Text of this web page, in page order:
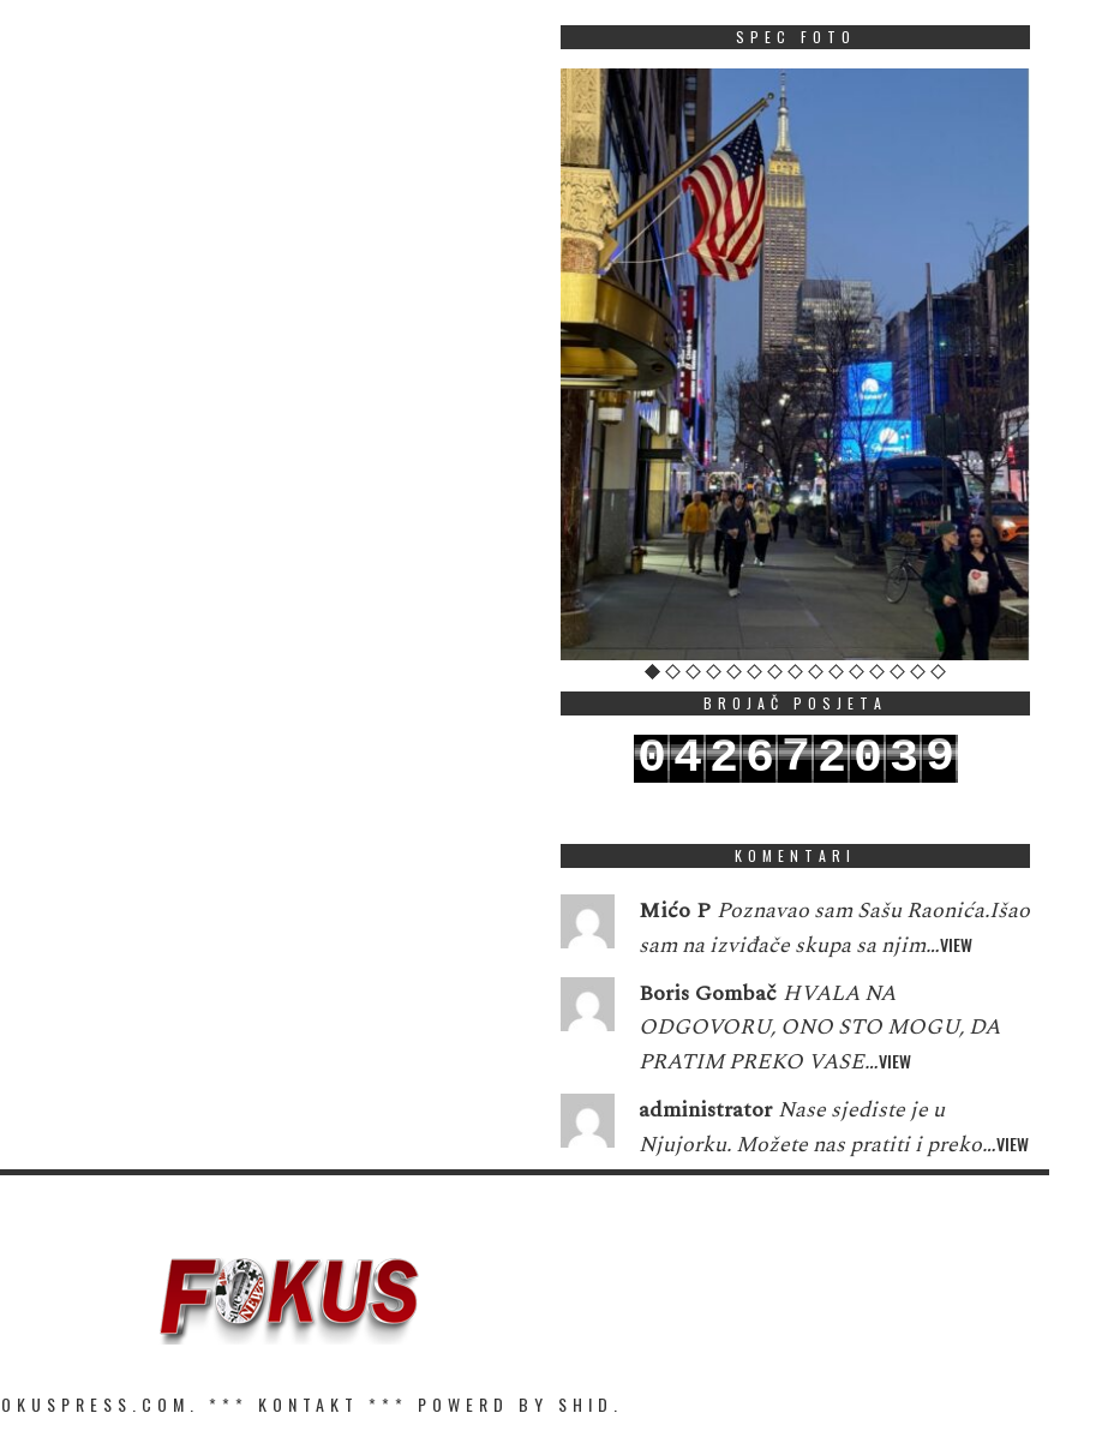
SPEC FOTO
BROJAČ POSJETA
042672039
KOMENTARI
Mićo P Poznavao sam Sašu Raonića.Išao
sam na izviđače skupa sa njim…VIEW
Boris Gombač HVALA NA
ODGOVORU, ONO STO MOGU, DA
PRATIM PREKO VASE…VIEW
administrator Nase sjediste je u
Njujorku. Možete nas pratiti i preko…VIEW
*** KONTAKT *** POWERD BY SHID.